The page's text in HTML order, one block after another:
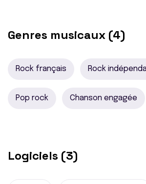
Genres musicaux (4)
Rock français Rock
Pop rock Chanson engagée
Logiciels (3)